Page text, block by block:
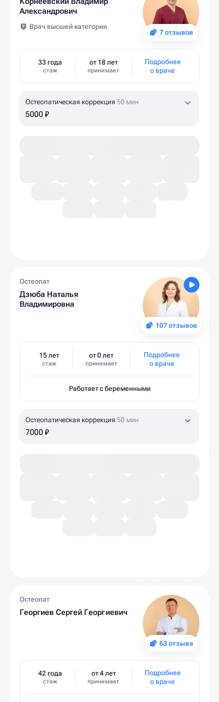
7 отзывов
Александрович
Врач высшей категории
33 года
стаж
от 18 лет
принимает
Подробнее
о враче
Остеопатическая коррекция 50 мин
5000 ₽
107 отзывов
Остеопат
Дзюба Наталья
Владимировна
15 лет
стаж
от 0 лет
принимает
Подробнее
о враче
Работает с беременными
Остеопатическая коррекция 50 мин
7000 ₽
63 отзыва
Остеопат
Георгиев Сергей Георгиевич
42 года
стаж
от 4 лет
принимает
Подробнее
о враче